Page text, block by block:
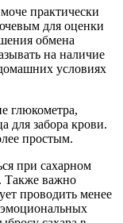
практически
для оценки
обмена
на наличие
условиях
глюкометра,
для забора крови.
простым.
при сахарном
Также важно
проводить менее
эмоциональных